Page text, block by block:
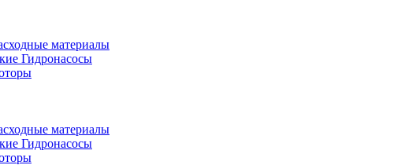
материалы
Гидронасосы
материалы
Гидронасосы